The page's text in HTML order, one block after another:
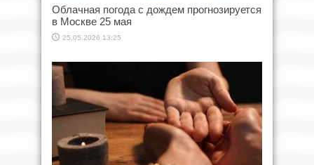
Облачная погода с дождем прогнозируется
в Москве 25 мая
25.05.2026 13:25